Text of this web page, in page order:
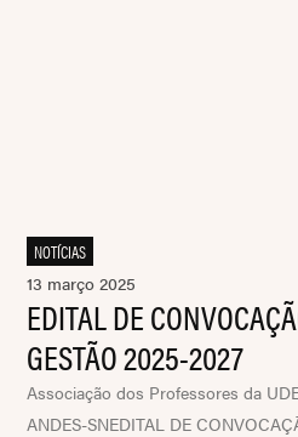
NOTÍCIAS
13 março 2025
EDITAL DE
GESTÃO 2025-2027
Associação dos Professores da
ANDES-SNEDITAL DE